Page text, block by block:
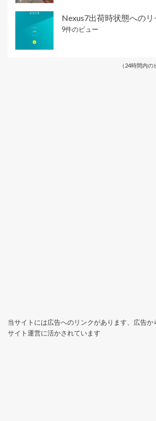
Nexus7出荷時状態へのリ
9件のビュー
（24時間内
当サイトには広告へのリンクがあります、広告
サイト運営に活かされています